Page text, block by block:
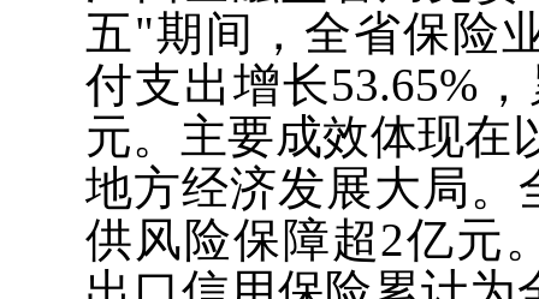
五"期间，全省保险
付支出增长53.65%
元。主要成效体现在
地方经济发展大局。
供风险保障超2亿元